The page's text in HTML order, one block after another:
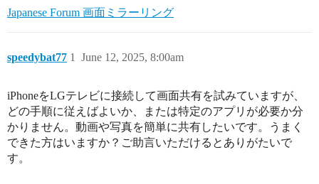
Japanese Forum 画面ミラーリング
speedybat77 June 12, 2025, 8:00am
1
iPhoneをLGテレビに接続して画面共有を試みていますが、
どの手順に従えばよいか、または特定のアプリが必要か分
かりません。動画や写真を簡単に共有したいです。うまく
できた方はいますか？ご助言いただけるとありがたいで
す。